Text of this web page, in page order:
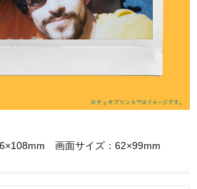
画面サイズ：62×99mm